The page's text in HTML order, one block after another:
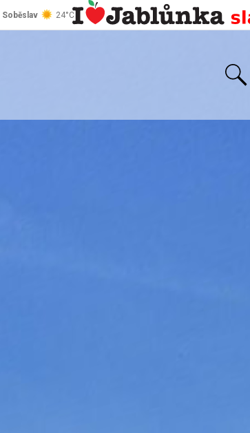
Soběslav 24°C